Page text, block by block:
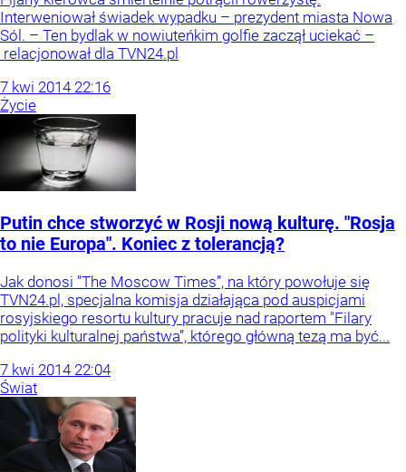
Interweniował świadek wypadku – prezydent miasta Nowa
Sól. – Ten bydlak w nowiuteńkim golfie zaczął uciekać –
relacjonował dla TVN24.pl
7 kwi 2014 22:16
Życie
Putin chce stworzyć w Rosji nową kulturę. "Rosja
to nie Europa". Koniec z tolerancją?
Jak donosi "The Moscow Times”, na który powołuje się
TVN24.pl, specjalna komisja działająca pod auspicjami
rosyjskiego resortu kultury pracuje nad raportem "Filary
polityki kulturalnej państwa”, którego główną tezą ma być...
7 kwi 2014 22:04
Świat